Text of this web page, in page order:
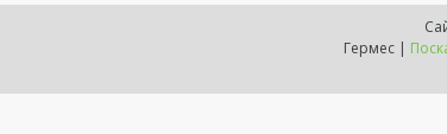
Гермес |